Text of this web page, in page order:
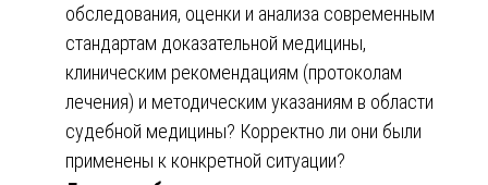
обследования, оценки и анализа современным
стандартам доказательной медицины,
клиническим рекомендациям (протоколам
лечения) и методическим указаниям в области
судебной медицины? Корректно ли они были
применены к конкретной ситуации?